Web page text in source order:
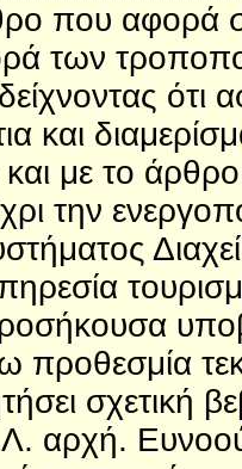
που αφορά
των
ότι
και
με το
την
προθεσμία
σχετική
αρχή.